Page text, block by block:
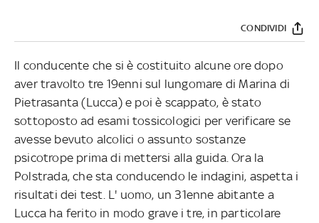
CONDIVIDI
Il conducente che si è costituito alcune ore dopo
aver travolto tre 19enni sul lungomare di Marina di
Pietrasanta (Lucca) e poi è scappato, è stato
sottoposto ad esami tossicologici per verificare se
avesse bevuto alcolici o assunto sostanze
psicotrope prima di mettersi alla guida. Ora la
Polstrada, che sta conducendo le indagini, aspetta i
risultati dei test. L' uomo, un 31enne abitante a
Lucca ha ferito in modo grave i tre, in particolare